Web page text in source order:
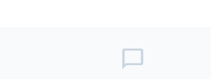
chat_bubble_outline